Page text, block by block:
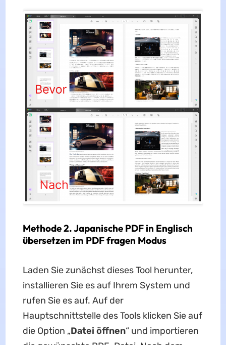
Methode 2. Japanische PDF in Englisch
übersetzen im PDF fragen Modus
Laden Sie zunächst dieses Tool herunter,
installieren Sie es auf Ihrem System und
rufen Sie es auf. Auf der
Hauptschnittstelle des Tools klicken Sie auf
die Option „Datei öffnen“ und importieren